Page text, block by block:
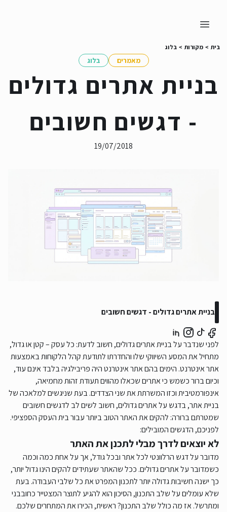
בלוג > מקורות > בית
בלוג מאמרים
בניית אתרים גדולים
- דגשים חשובים
19/07/2018
בניית אתרים גדולים - דגשים חשובים
לפני שנדבר על בניית אתרים גדולים, חשוב לדעת: כל עסק – קטן או גדול,
מתחיל את המסע השיווקי שלו והחדרתו לתודעת קהל הלקוחות באמצעות
אתר אינטרנט. הימים בהם אתר אינטרנט היה פריבילגיה בלבד אינם עוד,
וכיום ברור כשמש כי אתרים שכאלו מהווים תעודת זהות מחמיאה,
אינפורמטיבית וכזו המשרתת את שני הצדדים. בעת שניגשים למלאכה של
בניית אתר, בדגש על אתרים גדולים, חשוב לשים לב לדגשים חשובים
שמטרתם ברורה: להקים את האתר הטוב ביותר עבור בית העסק הספציפי.
לפניכם, הדגשים המובילים:
לא יוצאים לדרך מבלי לתכנן את האתר
מדובר על דגש הרלוונטי לכל אתר ובכל גודל, אך על אחת כמה וכמה
כשמדובר על אתרים גדולים. ככל שהאתר שעתידים להקים הינו גדול יותר,
כך ישנה חשיבות גדולה יותר לתכנון המפרט את כל שלבי העבודה. בעת
שלא עומלים על שלב התכנון, הסיכון הוא להגיע לתוצר המצטייר כחובבני
ומתרשל. אז מה כולל שלב התכנון? ראשית, הכירו את המתחרים שלכם.